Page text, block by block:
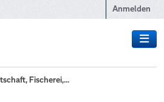
Anmelden
Fischerei,...